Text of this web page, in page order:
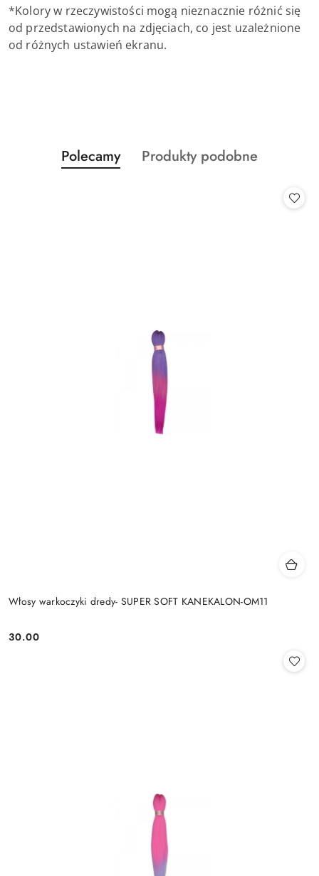
*Kolory w rzeczywistości mogą nieznacznie różnić się
od przedstawionych na zdjęciach, co jest uzależnione
od różnych ustawień ekranu.
Pomiń karuzelę produktów
Produkty
o
Polecamy
Produkty
Produkty podobne
Włosy warkoczyki dredy- SUPER SOFT KANEKALON-OM11
Cena:
30.00